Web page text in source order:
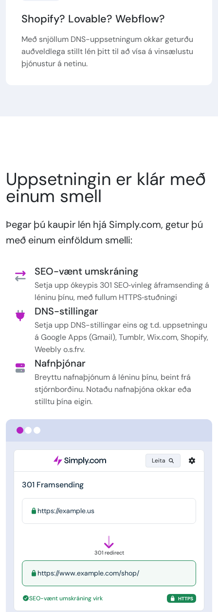
Shopify? Lovable? Webflow?
Með snjöllum DNS-uppsetningum okkar geturðu
auðveldlega stillt lén þitt til að vísa á vinsælustu
þjónustur á netinu.
Leita
301 Framsending
https://example.us
301 redirect
https://www.example.com/shop/
SEO-vænt umskráning virk HTTPS
Uppsetningin er klár með
einum smell
Þegar þú kaupir lén hjá Simply.com, getur þú
með einum einföldum smelli:
SEO-vænt umskráning
Setja upp ókeypis 301 SEO‑vinleg áframsending á
léninu þínu, með fullum HTTPS‑stuðningi
DNS-stillingar
Setja upp DNS-stillingar eins og t.d. uppsetningu
á Google Apps (Gmail), Tumblr, Wix.com, Shopify,
Weebly o.s.frv.
Nafnþjónar
Breyttu nafnaþjónum á léninu þínu, beint frá
stjórnborðinu. Notaðu nafnaþjóna okkar eða
stilltu þína eigin.